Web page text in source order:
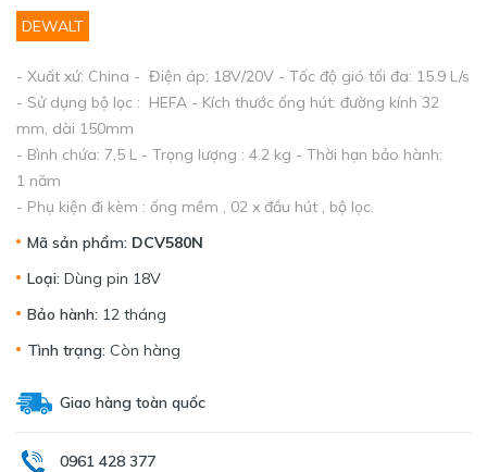
DEWALT
- Xuất xứ: China - Điện áp: 18V/20V - Tốc độ gió tối đa: 15.9 L/s
- Sử dụng bộ lọc : HEFA - Kích thước ống hút: đường kính 32
mm, dài 150mm
- Bình chứa: 7,5 L - Trọng lượng : 4.2 kg - Thời hạn bảo hành:
1 năm
- Phụ kiện đi kèm : ống mềm , 02 x đầu hút , bộ lọc.
Mã sản phẩm: DCV580N
Loại: Dùng pin 18V
Bảo hành: 12 tháng
Tình trạng: Còn hàng
Giao hàng toàn quốc
0961 428 377